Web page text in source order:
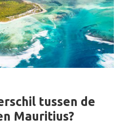
tussen de
Mauritius?